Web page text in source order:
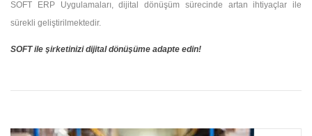
SOFT ERP Uygulamaları, dijital dönüşüm sürecinde artan ihtiyaçlar ile
sürekli geliştirilmektedir.
SOFT ile şirketinizi dijital dönüşüme adapte edin!